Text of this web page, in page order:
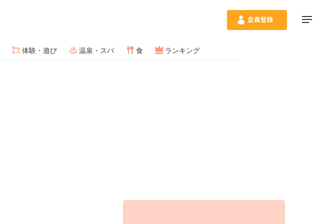
体験・遊び 温泉・スパ 食 ランキング